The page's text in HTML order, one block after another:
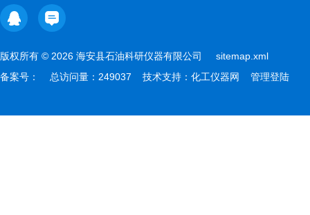
版权所有 © 2026 海安县石油科研仪器有限公司 sitemap.xml
备案号：
总访问量：249037 技术支持： 化工仪器网 管理登陆